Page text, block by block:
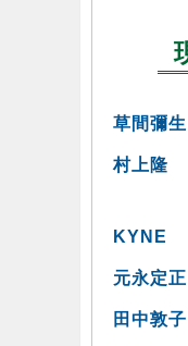
草間彌生
村上隆
KYNE
元永定正
田中敦子